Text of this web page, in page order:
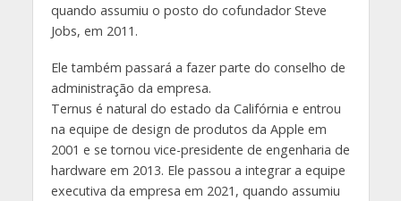
quando assumiu o posto do cofundador Steve
Jobs, em 2011.
Ele também passará a fazer parte do conselho de
administração da empresa.
Ternus é natural do estado da Califórnia e entrou
na equipe de design de produtos da Apple em
2001 e se tornou vice-presidente de engenharia de
hardware em 2013. Ele passou a integrar a equipe
executiva da empresa em 2021, quando assumiu